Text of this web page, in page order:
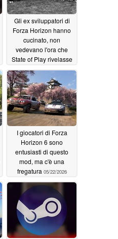
Gli ex sviluppatori di
Forza Horizon hanno
cucinato, non
vedevano l'ora che
State of Play rivelasse
il loro primo progetto
AAA
05/28/2026
I giocatori di Forza
Horizon 6 sono
entusiasti di questo
mod, ma c'è una
fregatura 05/22/2026